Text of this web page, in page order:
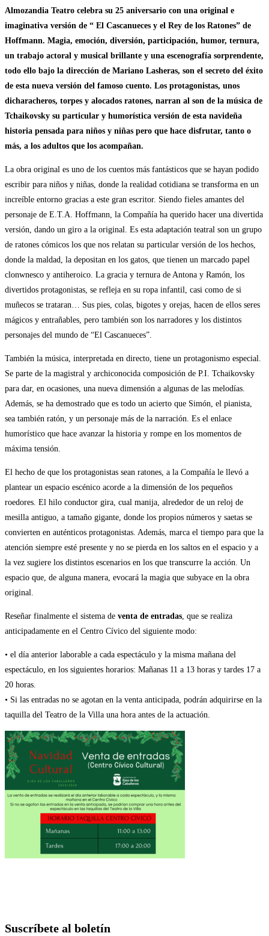
Almozandia Teatro celebra su 25 aniversario con una original e
imaginativa versión de “ El Cascanueces y el Rey de los Ratones” de
Hoffmann. Magia, emoción, diversión, participación, humor, ternura,
un trabajo actoral y musical brillante y una escenografía sorprendente,
todo ello bajo la dirección de Mariano Lasheras, son el secreto del éxito
de esta nueva versión del famoso cuento. Los protagonistas, unos
dicharacheros, torpes y alocados ratones, narran al son de la música de
Tchaikovsky su particular y humorística versión de esta navideña
historia pensada para niños y niñas pero que hace disfrutar, tanto o
más, a los adultos que los acompañan.
La obra original es uno de los cuentos más fantásticos que se hayan podido
escribir para niños y niñas, donde la realidad cotidiana se transforma en un
increíble entorno gracias a este gran escritor. Siendo fieles amantes del
personaje de E.T.A. Hoffmann, la Compañía ha querido hacer una divertida
versión, dando un giro a la original. Es esta adaptación teatral son un grupo
de ratones cómicos los que nos relatan su particular versión de los hechos,
donde la maldad, la depositan en los gatos, que tienen un marcado papel
clonwnesco y antiheroico. La gracia y ternura de Antona y Ramón, los
divertidos protagonistas, se refleja en su ropa infantil, casi como de si
muñecos se trataran… Sus pies, colas, bigotes y orejas, hacen de ellos seres
mágicos y entrañables, pero también son los narradores y los distintos
personajes del mundo de “El Cascanueces”.
También la música, interpretada en directo, tiene un protagonismo especial.
Se parte de la magistral y archiconocida composición de P.I. Tchaikovsky
para dar, en ocasiones, una nueva dimensión a algunas de las melodías.
Además, se ha demostrado que es todo un acierto que Simón, el pianista,
sea también ratón, y un personaje más de la narración. Es el enlace
humorístico que hace avanzar la historia y rompe en los momentos de
máxima tensión.
El hecho de que los protagonistas sean ratones, a la Compañía le llevó a
plantear un espacio escénico acorde a la dimensión de los pequeños
roedores. El hilo conductor gira, cual manija, alrededor de un reloj de
mesilla antiguo, a tamaño gigante, donde los propios números y saetas se
convierten en auténticos protagonistas. Además, marca el tiempo para que la
atención siempre esté presente y no se pierda en los saltos en el espacio y a
la vez sugiere los distintos escenarios en los que transcurre la acción. Un
espacio que, de alguna manera, evocará la magia que subyace en la obra
original.
Reseñar finalmente el sistema de venta de entradas , que se realiza
anticipadamente en el Centro Cívico del siguiente modo:
• el día anterior laborable a cada espectáculo y la misma mañana del
espectáculo, en los siguientes horarios: Mañanas 11 a 13 horas y tardes 17 a
20 horas.
• Si las entradas no se agotan en la venta anticipada, podrán adquirirse en la
taquilla del Teatro de la Villa una hora antes de la actuación.
Suscríbete al boletín